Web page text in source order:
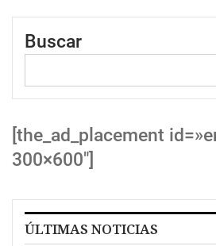
Buscar
[the_ad_placement
300×600″]
ÚLTIMAS NOTICIAS